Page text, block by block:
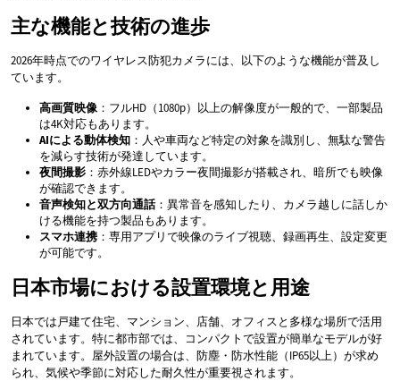
主な機能と技術の進歩
2026年時点でのワイヤレス防犯カメラには、以下のような機能が普及し
ています。
高画質映像 ：フルHD（1080p）以上の解像度が一般的で、一部製品
は4K対応もあります。
AIによる動体検知 ：人や車両など特定の対象を識別し、無駄な警告
を減らす技術が発達しています。
夜間撮影 ：赤外線LEDやカラー夜間撮影が搭載され、暗所でも映像
が確認できます。
音声検知と双方向通話：異常音を感知したり、カメラ越しに話しか
ける機能を持つ製品もあります。
スマホ連携 ：専用アプリで映像のライブ視聴、録画再生、設定変更
が可能です。
日本市場における設置環境と用途
日本では戸建て住宅、マンション、店舗、オフィスと多様な場所で活用
されています。特に都市部では、コンパクトで設置が簡単なモデルが好
まれています。屋外設置の場合は、防塵・防水性能（IP65以上）が求め
られ、気候や季節に対応した耐久性が重要視されます。